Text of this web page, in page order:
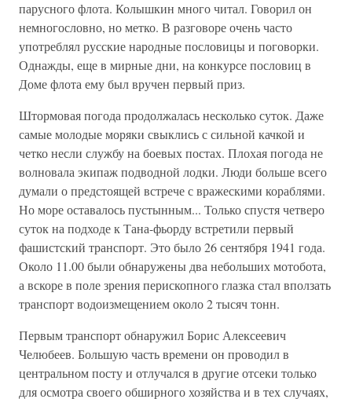
парусного флота. Колышкин много читал. Говорил он
немногословно, но метко. В разговоре очень часто
употреблял русские народные пословицы и поговорки.
Однажды, еще в мирные дни, на конкурсе пословиц в
Доме флота ему был вручен первый приз.
Штормовая погода продолжалась несколько суток. Даже
самые молодые моряки свыклись с сильной качкой и
четко несли службу на боевых постах. Плохая погода не
волновала экипаж подводной лодки. Люди больше всего
думали о предстоящей встрече с вражескими кораблями.
Но море оставалось пустынным... Только спустя четверо
суток на подходе к Тана-фьорду встретили первый
фашистский транспорт. Это было 26 сентября 1941 года.
Около 11.00 были обнаружены два небольших мотобота,
а вскоре в поле зрения перископного глазка стал вползать
транспорт водоизмещением около 2 тысяч тонн.
Первым транспорт обнаружил Борис Алексеевич
Челюбеев. Большую часть времени он проводил в
центральном посту и отлучался в другие отсеки только
для осмотра своего обширного хозяйства и в тех случаях,